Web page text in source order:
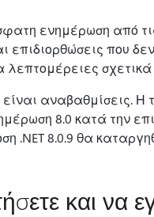
ενημέρωση από
επιδιορθώσεις που
λεπτομέρειες
είναι αναβαθμίσεις.
8.0 κατά την
.NET 8.0.9 θα
και να